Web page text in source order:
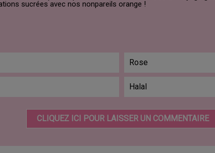
sucrées avec nos nonpareils orange !
Rose
Halal
CLIQUEZ ICI POUR LAISSER UN COMMENTAIRE